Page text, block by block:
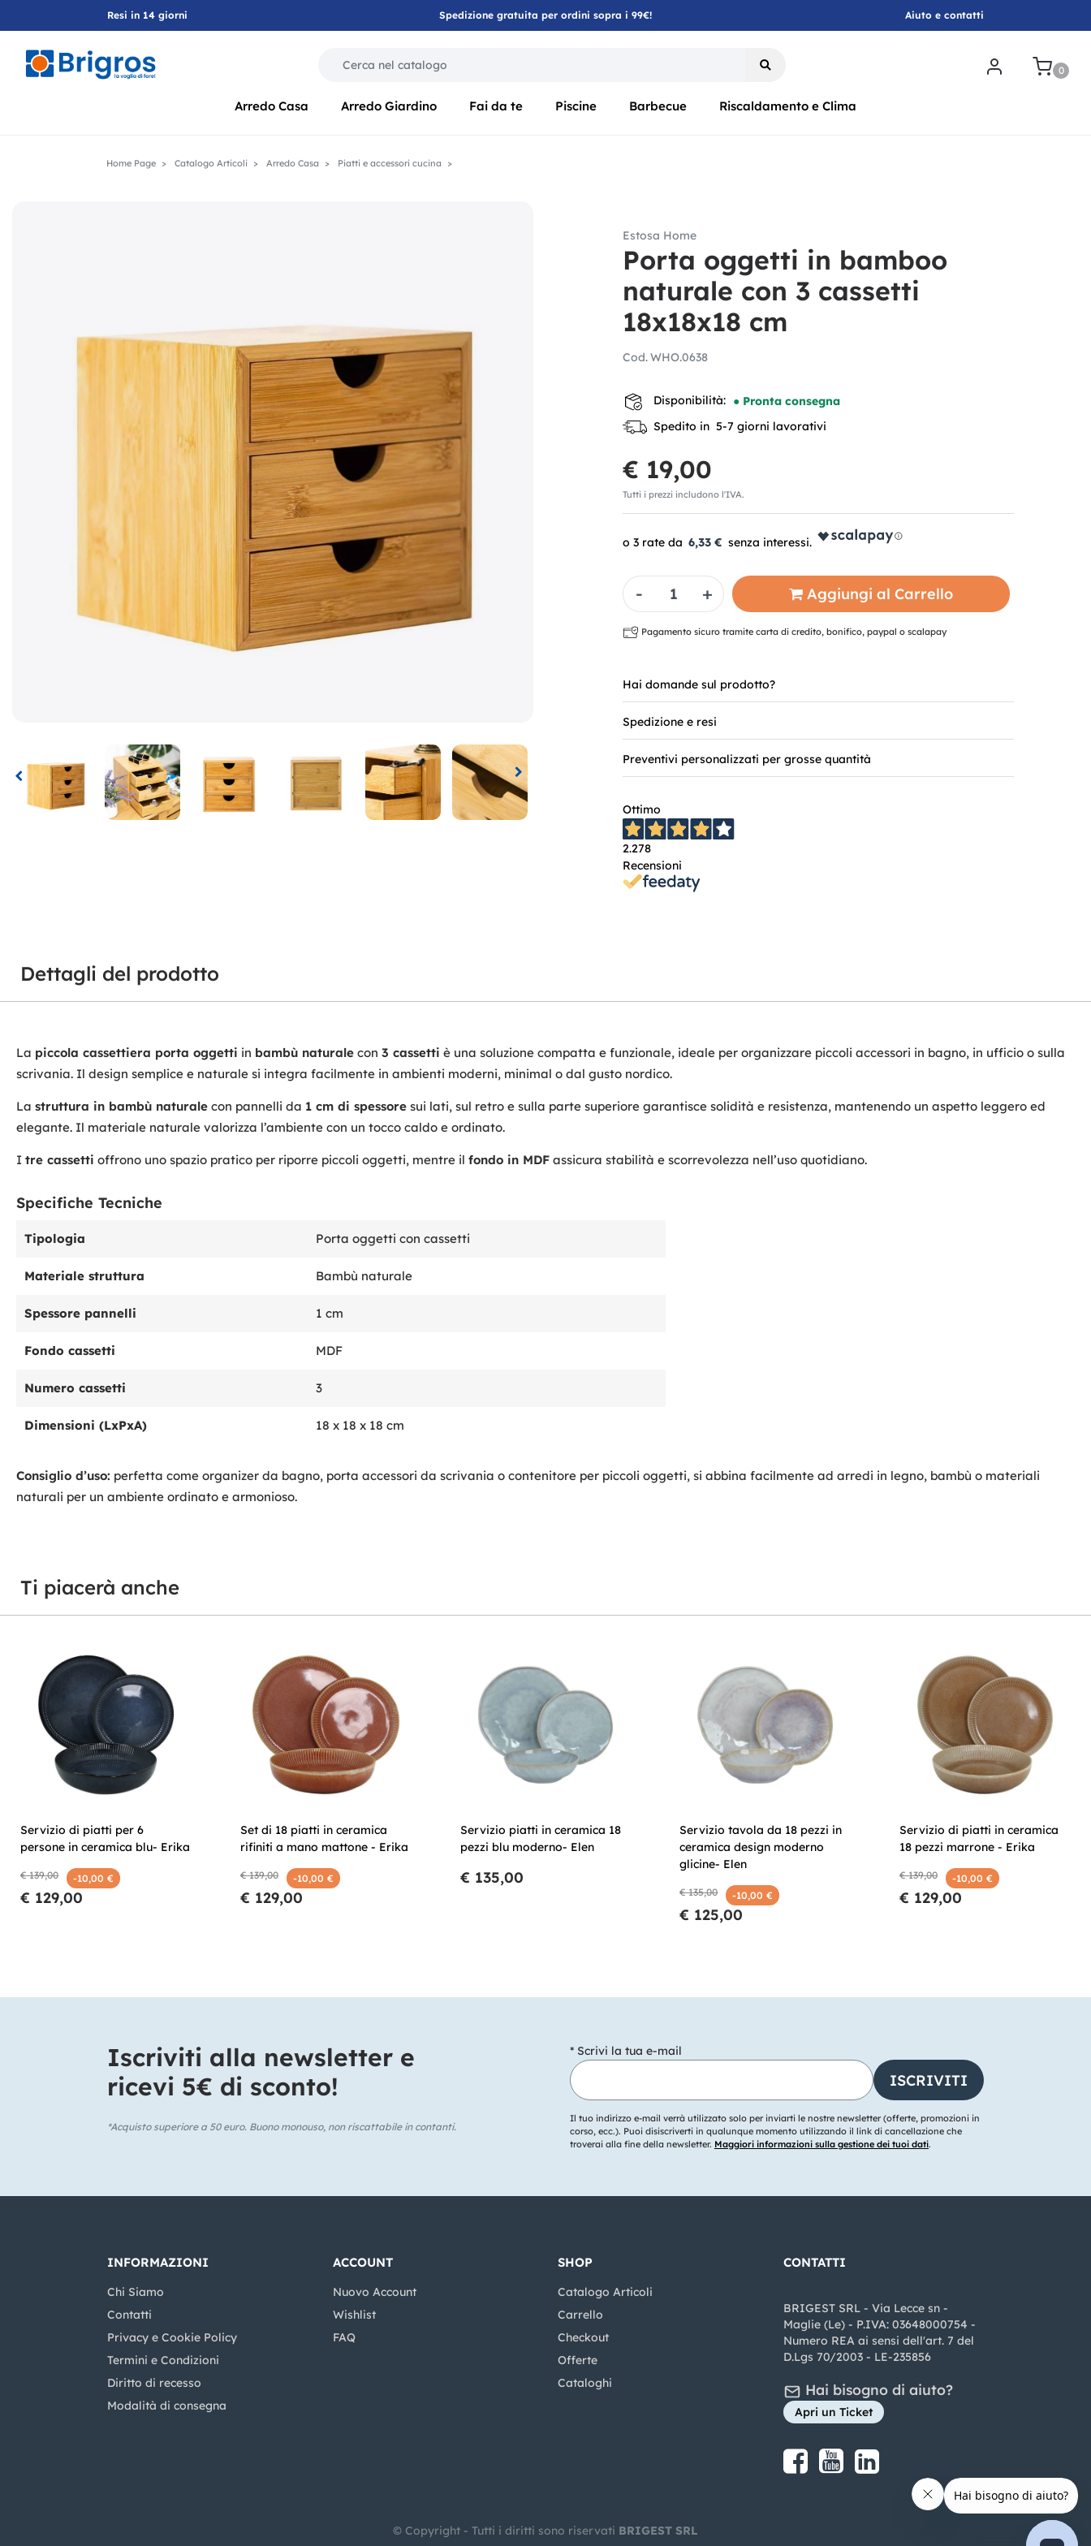
Resi in 14 giorni Spedizione gratuita per ordini sopra i 99€! Aiuto e contatti
0
Arredo Casa Arredo Giardino Fai da te Piscine Barbecue Riscaldamento e Clima
Home Page Catalogo Articoli Arredo Casa Piatti e accessori cucina
Estosa Home
Porta oggetti in bamboo
naturale con 3 cassetti
18x18x18 cm
Cod.WHO.0638
Disponibilità: ● Pronta consegna
Spedito in 5-7 giorni lavorativi
€ 19,00
Tutti i prezzi includono l'IVA.
6,33 €
Quantità
Aggiungi al Carrello
Pagamento sicuro tramite carta di credito, bonifico, paypal o scalapay
Hai domande sul prodotto?
Spedizione e resi
Preventivi personalizzati per grosse quantità
Ottimo
2.278
Recensioni
Dettagli del prodotto
La piccola cassettiera porta oggetti in bambù naturale con 3 cassetti è una soluzione compatta e funzionale, ideale per organizzare piccoli accessori in bagno, in ufficio o sulla
scrivania. Il design semplice e naturale si integra facilmente in ambienti moderni, minimal o dal gusto nordico.
La struttura in bambù naturale con pannelli da 1 cm di spessore sui lati, sul retro e sulla parte superiore garantisce solidità e resistenza, mantenendo un aspetto leggero ed
elegante. Il materiale naturale valorizza l’ambiente con un tocco caldo e ordinato.
I tre cassetti offrono uno spazio pratico per riporre piccoli oggetti, mentre il fondo in MDF assicura stabilità e scorrevolezza nell’uso quotidiano.
Specifiche Tecniche
Tipologia Porta oggetti con cassetti
Materiale struttura Bambù naturale
Spessore pannelli 1 cm
Fondo cassetti MDF
Numero cassetti 3
Dimensioni (LxPxA) 18 x 18 x 18 cm
Consiglio d’uso: perfetta come organizer da bagno, porta accessori da scrivania o contenitore per piccoli oggetti, si abbina facilmente ad arredi in legno, bambù o materiali
naturali per un ambiente ordinato e armonioso.
Ti piacerà anche
Servizio di piatti per 6
persone in ceramica blu- Erika
€ 139,00 -10,00 €
€ 129,00
Set di 18 piatti in ceramica
rifiniti a mano mattone - Erika
€ 139,00 -10,00 €
€ 129,00
Servizio piatti in ceramica 18
pezzi blu moderno- Elen
€ 135,00
Servizio tavola da 18 pezzi in
ceramica design moderno
glicine- Elen
€ 135,00 -10,00 €
€ 125,00
Servizio di piatti in ceramica
18 pezzi marrone - Erika
€ 139,00 -10,00 €
€ 129,00
Iscriviti alla newsletter e
ricevi 5€ di sconto!​
*Acquisto superiore a 50 euro. Buono monouso, non riscattabile in contanti.
* Scrivi la tua e-mail
Il tuo indirizzo e-mail verrà utilizzato solo per inviarti le nostre newsletter (offerte, promozioni in
corso, ecc.). Puoi disiscriverti in qualunque momento utilizzando il link di cancellazione che
troverai alla fine della newsletter. Maggiori informazioni sulla gestione dei tuoi dati.
INFORMAZIONI
Chi Siamo
Contatti
Privacy e Cookie Policy
Termini e Condizioni
Diritto di recesso
Modalità di consegna
ACCOUNT
Nuovo Account
Wishlist
FAQ
SHOP
Catalogo Articoli
Carrello
Checkout
Offerte
Cataloghi
CONTATTI
BRIGEST SRL - Via Lecce sn -
Maglie (Le) - P.IVA: 03648000754 -
Numero REA ai sensi dell'art. 7 del
D.Lgs 70/2003 - LE-235856
Hai bisogno di aiuto?
Apri un Ticket
Share on Facebook
Share on youtube
Share on LinkedIn
© Copyright - Tutti i diritti sono riservati BRIGEST SRL